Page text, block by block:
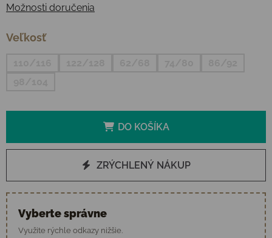
Možnosti doručenia
Veľkosť
DO KOŠÍKA
ZRÝCHLENÝ NÁKUP
Vyberte správne
Využite rýchle odkazy nižšie.